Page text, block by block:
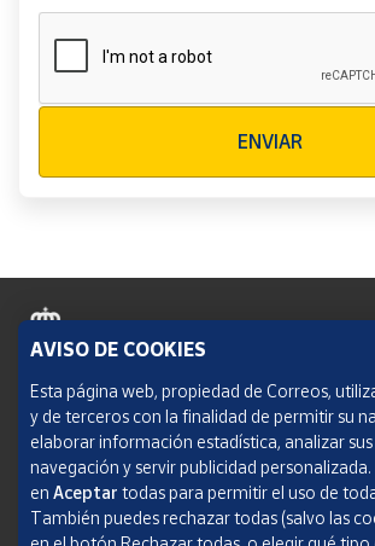
ENVIAR
Política de cookies
Aviso legal
Condiciones del servicio
Política de Privacidad Web
AVISO DE COOKIES
Esta página web, propiedad de Correos,
y de terceros con la finalidad de permitir su
elaborar información estadística, analizar
navegación y servir publicidad
en Aceptar todas para permitir el uso de
También puedes rechazar todas (salvo las